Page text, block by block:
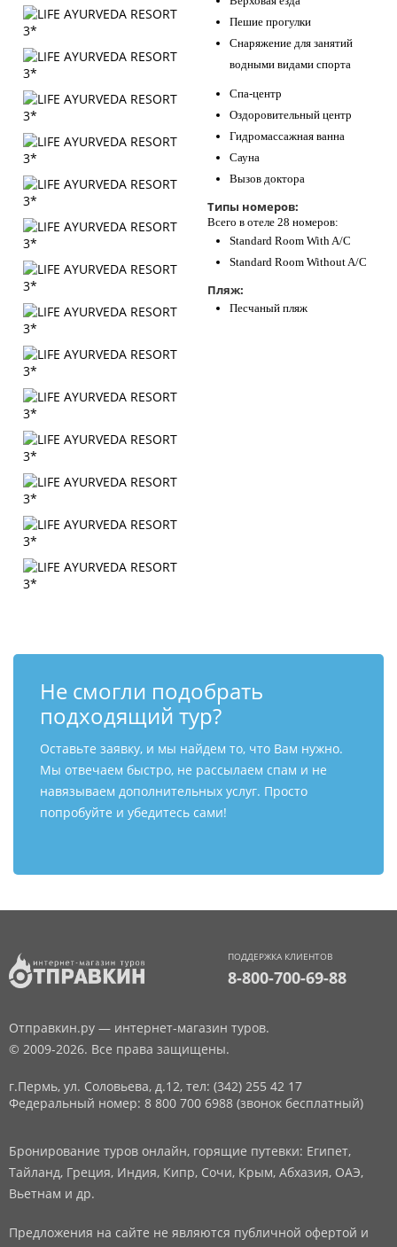
Пешие прогулки
Снаряжение для занятий
водными видами спорта
Спа-центр
Оздоровительный центр
Гидромассажная ванна
Сауна
Вызов доктора
Типы номеров:
Всего в отеле 28 номеров:
Standard Room With A/C
Standard Room Without A/C
Пляж:
Песчаный пляж
Не смогли подобрать
подходящий тур?
Оставьте заявку, и мы найдем то, что Вам нужно.
Мы отвечаем быстро, не рассылаем спам и не
навязываем дополнительных услуг. Просто
попробуйте и убедитесь сами!
ПОДДЕРЖКА КЛИЕНТОВ
8-800-700-69-88
Отправкин.ру — интернет-магазин туров.
© 2009-2026. Все права защищены.
г.Пермь, ул. Соловьева, д.12, тел: (342) 255 42 17
Федеральный номер: 8 800 700 6988 (звонок бесплатный)
Бронирование туров онлайн, горящие путевки: Египет,
Тайланд, Греция, Индия, Кипр, Сочи, Крым, Абхазия, ОАЭ,
Вьетнам и др.
Предложения на сайте не являются публичной офертой и